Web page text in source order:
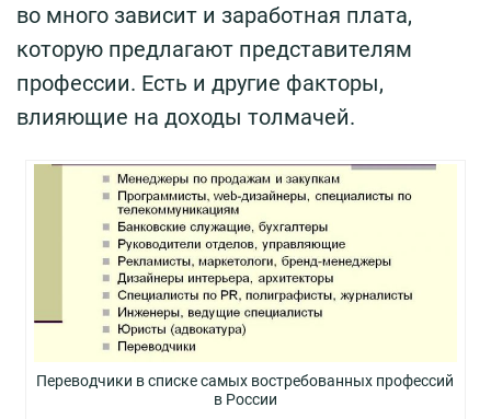
во много зависит и заработная плата,
которую предлагают представителям
профессии. Есть и другие факторы,
влияющие на доходы толмачей.
Переводчики в списке самых востребованных профессий
в России